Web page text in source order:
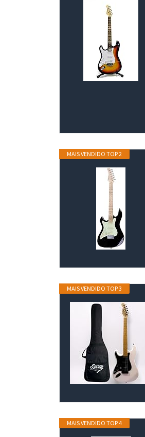
MAIS VENDIDO TOP 2
MAIS VENDIDO TOP 3
MAIS VENDIDO TOP 4